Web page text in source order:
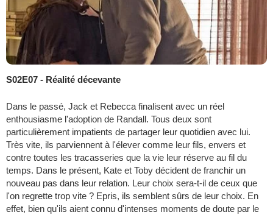
S02E07 - Réalité décevante
Dans le passé, Jack et Rebecca finalisent avec un réel
enthousiasme l'adoption de Randall. Tous deux sont
particulièrement impatients de partager leur quotidien avec lui.
Très vite, ils parviennent à l'élever comme leur fils, envers et
contre toutes les tracasseries que la vie leur réserve au fil du
temps. Dans le présent, Kate et Toby décident de franchir un
nouveau pas dans leur relation. Leur choix sera-t-il de ceux que
l'on regrette trop vite ? Epris, ils semblent sûrs de leur choix. En
effet, bien qu'ils aient connu d'intenses moments de doute par le